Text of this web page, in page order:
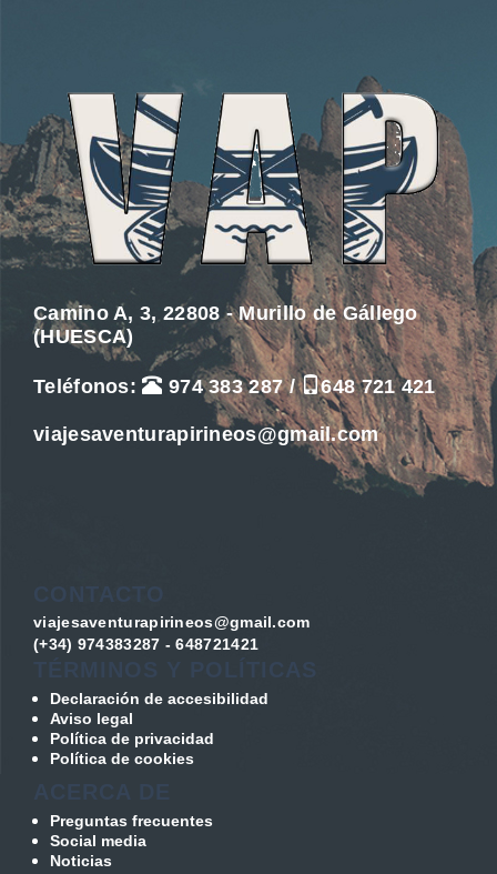
Camino A, 3, 22808 - Murillo de Gállego
(HUESCA)
Teléfonos: 974 383 287/ 648 721 421
viajesaventurapirineos@gmail.com
viajesaventurapirineos@gmail.com
(+34) 974383287 - 648721421
Declaración de accesibilidad
Aviso legal
Política de privacidad
Política de cookies
Preguntas frecuentes
Social media
Noticias